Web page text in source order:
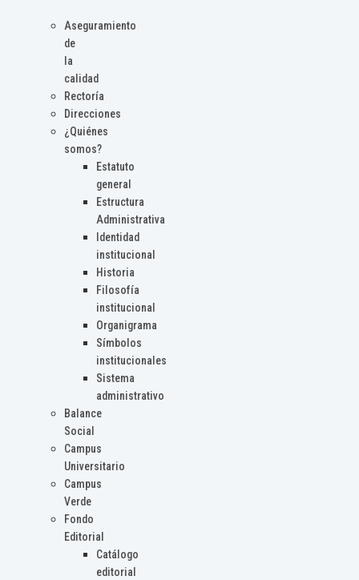
Aseguramiento
de
la
calidad
Rectoría
Direcciones
¿Quiénes
somos?
Estatuto
general
Estructura
Administrativa
Identidad
institucional
Historia
Filosofía
institucional
Organigrama
Símbolos
institucionales
Sistema
administrativo
Balance
Social
Campus
Universitario
Campus
Verde
Fondo
Editorial
Catálogo
editorial